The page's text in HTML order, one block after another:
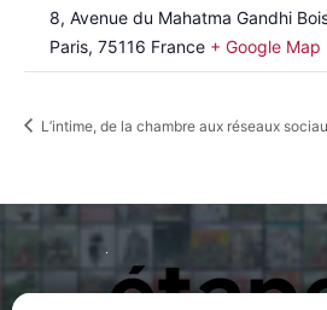
8, Avenue du Mahatma Gandhi
Paris, 75116 France + Google Map
L’intime, de la chambre aux réseaux